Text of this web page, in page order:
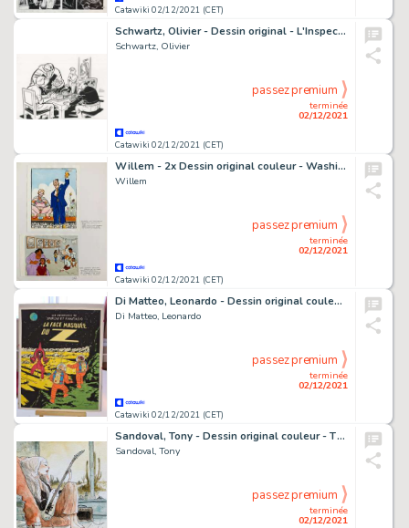
Catawiki 02/12/2021 (CET)
Schwartz, Olivier - Dessin original - L'Inspecteur Bayard - Dans la gueule du dragon - (2004)
Schwartz, Olivier
Catawiki 02/12/2021 (CET)
terminée
02/12/2021
passez premium
Willem - 2x Dessin original couleur - Washington / Miami
Willem
Catawiki 02/12/2021 (CET)
terminée
02/12/2021
passez premium
Di Matteo, Leonardo - Dessin original couleur - Hommage Ã Franquin - La Face cachée du Z - (2020)
Di Matteo, Leonardo
Catawiki 02/12/2021 (CET)
terminée
02/12/2021
passez premium
Sandoval, Tony - Dessin original couleur - The Guitar & coffee Girl - (2020)
Sandoval, Tony
terminée
02/12/2021
passez premium